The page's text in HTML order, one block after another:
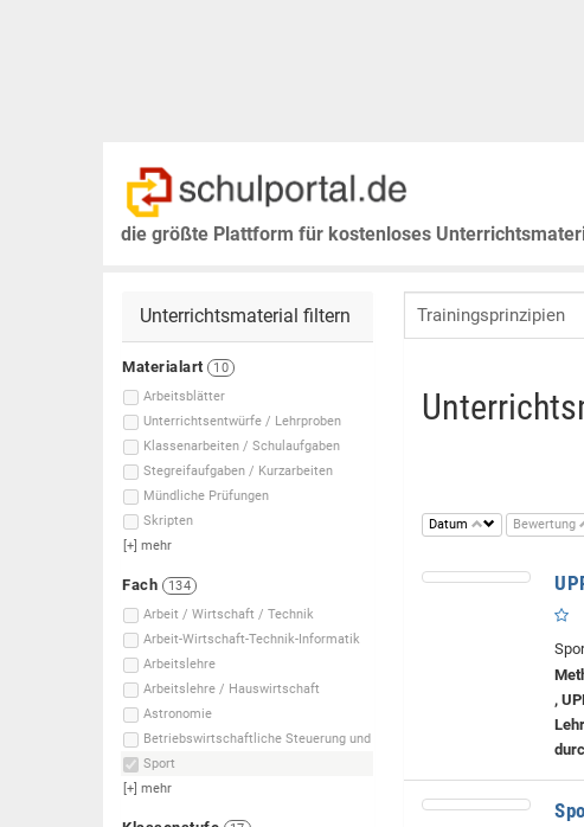
die größte Plattform für kostenloses
Unterrichtsmaterial filtern
Materialart
10
Arbeitsblätter
Unterrichtsentwürfe / Lehrproben
Klassenarbeiten / Schulaufgaben
Stegreifaufgaben / Kurzarbeiten
Mündliche Prüfungen
Skripten
[+] mehr
Fach
134
Arbeit / Wirtschaft / Technik
Arbeit-Wirtschaft-Technik-Informatik
Arbeitslehre
Arbeitslehre / Hauswirtschaft
Astronomie
Betriebswirtschaftliche Steuerung und
Sport
[+] mehr
Datum Bewertung
,